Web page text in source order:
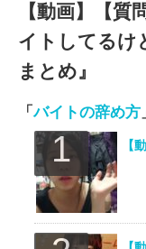
【動画】【
イトしてる
まとめ』
「バイトの辞め方
【